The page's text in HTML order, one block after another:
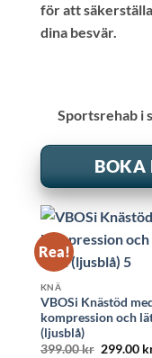
för att
dina besvär.
Sportsrehab i
BOKA
Rea!
KNÄ
VBOSi Knästöd
kompression och
(ljusblå)
399.00kr Det
299.00